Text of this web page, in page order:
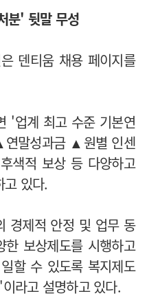
분' 뒷말 무성
덴티움 채용 페이지를
'업계 최고 수준 기본연
말성과금 ▲원별 인센
적 보상 등 다양하고
고 있다.
경제적 안정 및 업무 동
보상제도를 시행하고
할 수 있도록 복지제도
라고 설명하고 있다.